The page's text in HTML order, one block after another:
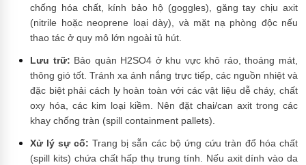
chống hóa chất, kính bảo hộ (goggles), găng tay chịu axit
(nitrile hoặc neoprene loại dày), và mặt nạ phòng độc nếu
thao tác ở quy mô lớn ngoài tủ hút.
Lưu trữ: Bảo quản H2SO4 ở khu vực khô ráo, thoáng mát,
thông gió tốt. Tránh xa ánh nắng trực tiếp, các nguồn nhiệt và
đặc biệt phải cách ly hoàn toàn với các vật liệu dễ cháy, chất
oxy hóa, các kim loại kiềm. Nên đặt chai/can axit trong các
khay chống tràn (spill containment pallets).
Xử lý sự cố: Trang bị sẵn các bộ ứng cứu tràn đổ hóa chất
(spill kits) chứa chất hấp thụ trung tính. Nếu axit dính vào da